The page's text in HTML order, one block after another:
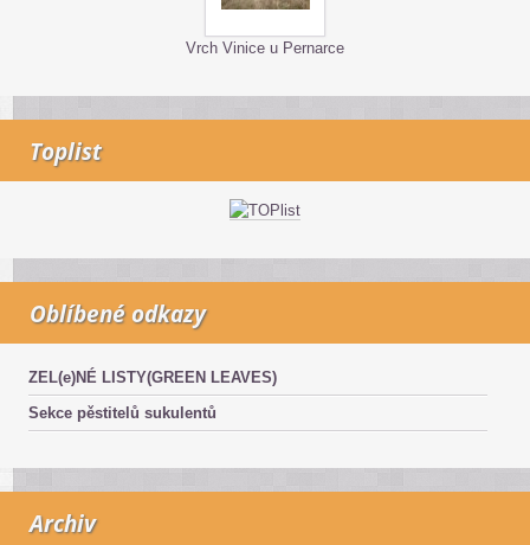
Vrch Vinice u Pernarce
Toplist
Oblíbené odkazy
ZEL(e)NÉ LISTY(GREEN LEAVES)
Sekce pěstitelů sukulentů
Archiv